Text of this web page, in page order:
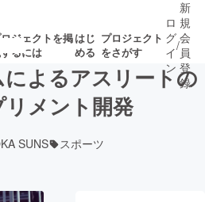
ジェクトを掲
るには
はじ
める
プロジェクト
をさがす
ロジェクト
ロ
グ
イ
ン
/
新
規
会
員
登
録
よるアスリートの
メント開発
SUNS スポーツ